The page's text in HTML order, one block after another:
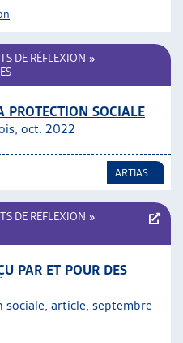
DE RÉFLEXION »
PROTECTION SOCIALE
oct. 2022
ARTIAS
DE RÉFLEXION »
PAR ET POUR DES
sociale, article, septembre